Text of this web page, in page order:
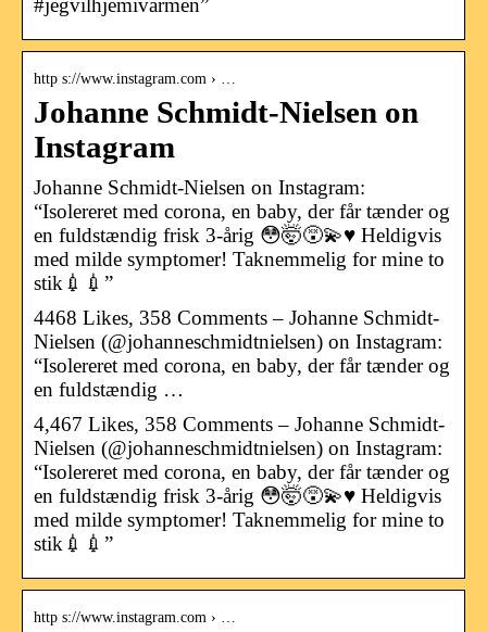
#jegvilhjemivarmen”
http s://www.instagram.com › …
Johanne Schmidt-Nielsen on
Instagram
Johanne Schmidt-Nielsen on Instagram:
“Isolereret med corona, en baby, der får tænder og
en fuldstændig frisk 3-årig 😳🤯😵‍💫♥️ Heldigvis
med milde symptomer! Taknemmelig for mine to
stik💉💉”
4468 Likes, 358 Comments – Johanne Schmidt-
Nielsen (@johanneschmidtnielsen) on Instagram:
“Isolereret med corona, en baby, der får tænder og
en fuldstændig …
4,467 Likes, 358 Comments – Johanne Schmidt-
Nielsen (@johanneschmidtnielsen) on Instagram:
“Isolereret med corona, en baby, der får tænder og
en fuldstændig frisk 3-årig 😳🤯😵‍💫♥️ Heldigvis
med milde symptomer! Taknemmelig for mine to
stik💉💉”
http s://www.instagram.com › …